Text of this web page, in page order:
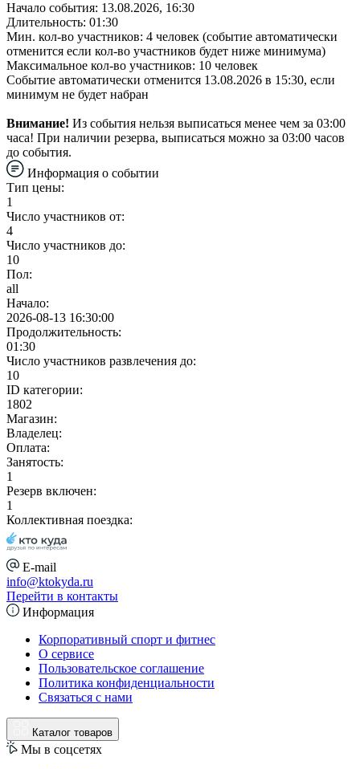
Начало события: 13.08.2026, 16:30
Длительность: 01:30
Мин. кол-во участников: 4 человек (событие автоматически
отменится если кол-во участников будет ниже минимума)
Максимальное кол-во участников: 10 человек
Событие автоматически отменится 13.08.2026 в 15:30, если
минимум не будет набран
Внимание! Из события нельзя выписаться менее чем за 03:00
часа! При наличии резерва, выписаться можно за 03:00 часов
до события.
Информация о событии
Тип цены:
1
Число участников от:
4
Число участников до:
10
Пол:
all
Начало:
2026-08-13 16:30:00
Продолжительность:
01:30
Число участников развлечения до:
10
ID категории:
1802
Магазин:
Владелец:
Оплата:
Занятость:
1
Резерв включен:
1
Коллективная поездка:
E-mail
info@ktokyda.ru
Перейти в контакты
Информация
Корпоративный спорт и фитнес
О сервисе
Пользовательское соглашение
Политика конфиденциальности
Связаться с нами
Каталог товаров
Мы в соцсетях